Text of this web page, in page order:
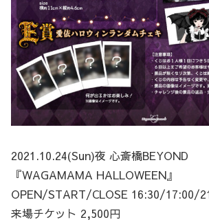
2021.10.24(Sun)夜 心斎橋BEYOND
『WAGAMAMA HALLOWEEN』
OPEN/START/CLOSE 16:30/17:00/
来場チケット 2,500円